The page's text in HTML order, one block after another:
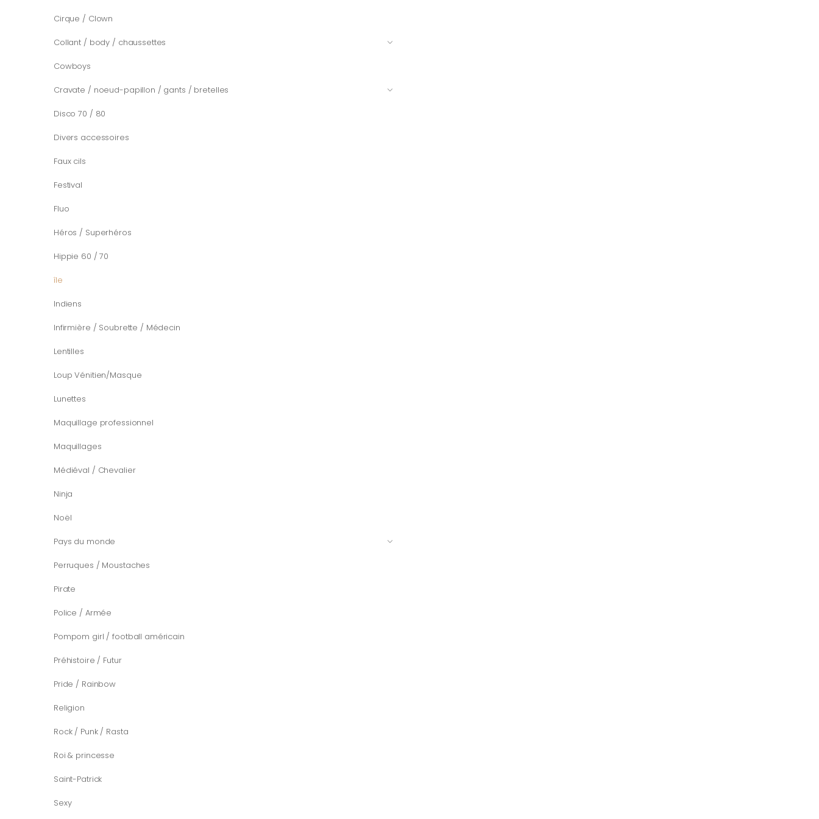
Cirque / Clown
Collant / body / chaussettes
Cowboys
Cravate / noeud-papillon / gants / bretelles
Disco 70 / 80
Divers accessoires
Faux cils
Festival
Fluo
Héros / Superhéros
Hippie 60 / 70
île
Indiens
Infirmière / Soubrette / Médecin
Lentilles
Loup Vénitien/Masque
Lunettes
Maquillage professionnel
Maquillages
Médiéval / Chevalier
Ninja
Noël
Pays du monde
Perruques / Moustaches
Pirate
Police / Armée
Pompom girl / football américain
Préhistoire / Futur
Pride / Rainbow
Religion
Rock / Punk / Rasta
Roi & princesse
Saint-Patrick
Sexy